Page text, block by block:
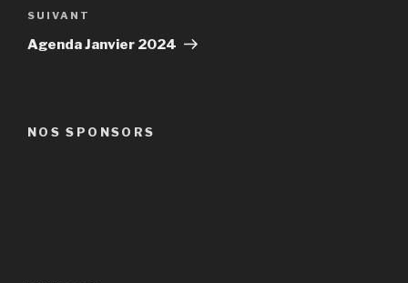
Article
suivant
SUIVANT
Agenda Janvier 2024
NOS SPONSORS